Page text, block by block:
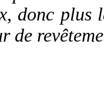
donc plus
de